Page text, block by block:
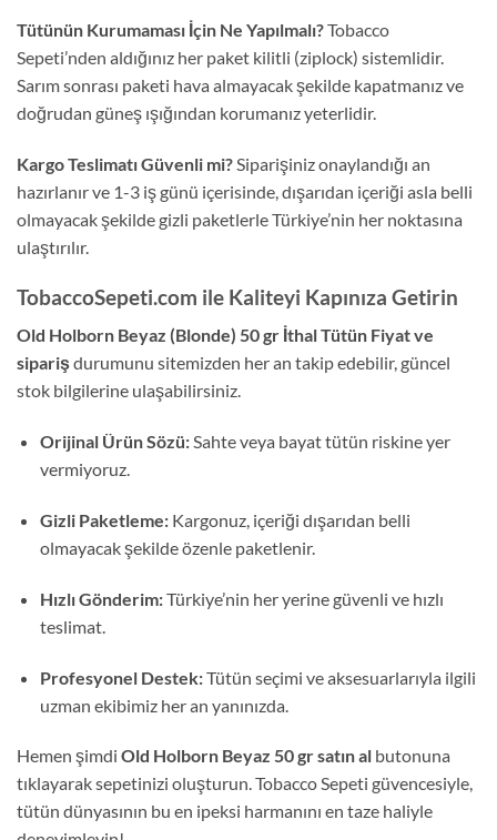
Tütünün Kurumaması İçin Ne Yapılmalı?Tobacco
Sepeti’nden aldığınız her paket kilitli (ziplock) sistemlidir.
Sarım sonrası paketi hava almayacak şekilde kapatmanız ve
doğrudan güneş ışığından korumanız yeterlidir.
Kargo Teslimatı Güvenli mi?Siparişiniz onaylandığı an
hazırlanır ve 1-3 iş günü içerisinde, dışarıdan içeriği asla belli
olmayacak şekilde gizli paketlerle Türkiye’nin her noktasına
ulaştırılır.
TobaccoSepeti.com ile Kaliteyi Kapınıza Getirin
Old Holborn Beyaz (Blonde) 50 gr İthal Tütün Fiyat ve
siparişdurumunu sitemizden her an takip edebilir, güncel
stok bilgilerine ulaşabilirsiniz.
Orijinal Ürün Sözü:Sahte veya bayat tütün riskine yer
vermiyoruz.
Gizli Paketleme:Kargonuz, içeriği dışarıdan belli
olmayacak şekilde özenle paketlenir.
Hızlı Gönderim:Türkiye’nin her yerine güvenli ve hızlı
teslimat.
Profesyonel Destek:Tütün seçimi ve aksesuarlarıyla ilgili
uzman ekibimiz her an yanınızda.
Hemen şimdi Old Holborn Beyaz 50 gr satın al butonuna
tıklayarak sepetinizi oluşturun. Tobacco Sepeti güvencesiyle,
tütün dünyasının bu en ipeksi harmanını en taze haliyle